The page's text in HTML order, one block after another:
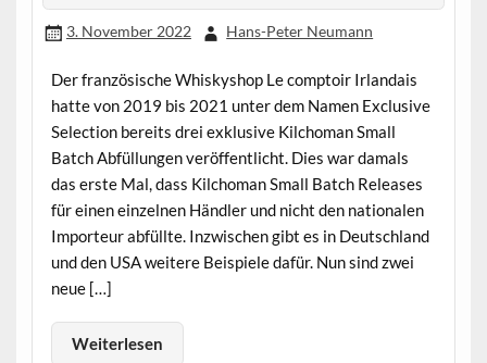
3. November 2022 Hans-Peter Neumann
Der französische Whiskyshop Le comptoir Irlandais
hatte von 2019 bis 2021 unter dem Namen Exclusive
Selection bereits drei exklusive Kilchoman Small
Batch Abfüllungen veröffentlicht. Dies war damals
das erste Mal, dass Kilchoman Small Batch Releases
für einen einzelnen Händler und nicht den nationalen
Importeur abfüllte. Inzwischen gibt es in Deutschland
und den USA weitere Beispiele dafür. Nun sind zwei
neue […]
Weiterlesen